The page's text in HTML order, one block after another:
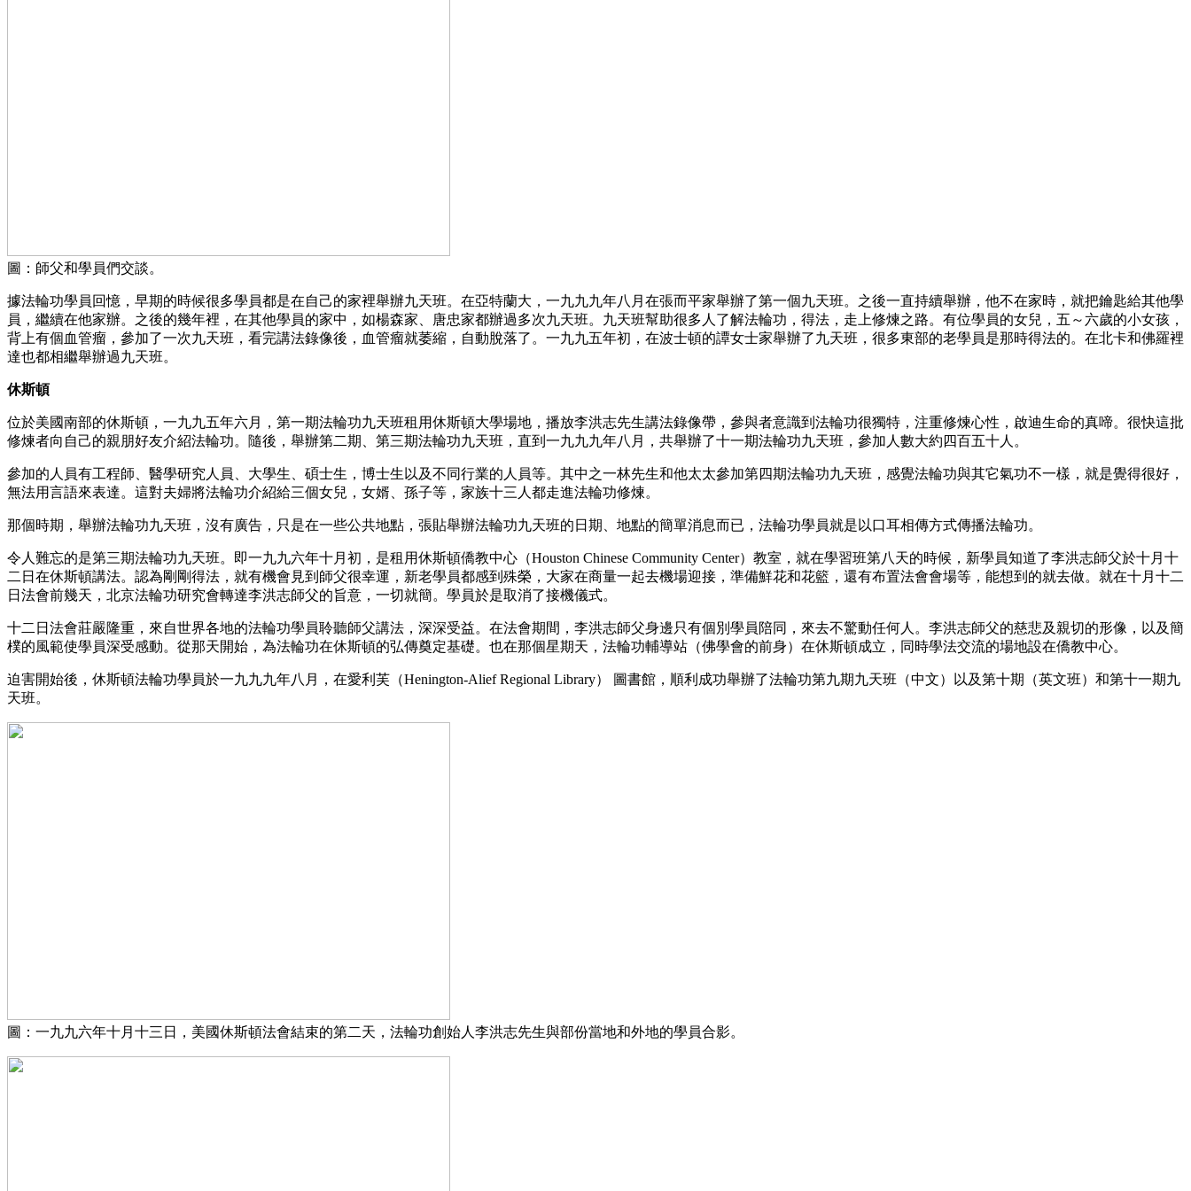
圖：師父和學員們交談。
據法輪功學員回憶，早期的時候很多學員都是在自己的家裡舉辦九天班。在亞特蘭大，一九九九年八月在張而平家舉辦了第一個九天班。之後一直持續舉辦，他不在家時，就把鑰匙給其他學
員，繼續在他家辦。之後的幾年裡，在其他學員的家中，如楊森家、唐忠家都辦過多次九天班。九天班幫助很多人了解法輪功，得法，走上修煉之路。有位學員的女兒，五～六歲的小女孩，
背上有個血管瘤，參加了一次九天班，看完講法錄像後，血管瘤就萎縮，自動脫落了。一九九五年初，在波士頓的譚女士家舉辦了九天班，很多東部的老學員是那時得法的。在北卡和佛羅裡
達也都相繼舉辦過九天班。
休斯頓
位於美國南部的休斯頓，一九九五年六月，第一期法輪功九天班租用休斯頓大學場地，播放李洪志先生講法錄像帶，參與者意識到法輪功很獨特，注重修煉心性，啟迪生命的真啼。很快這批
修煉者向自己的親朋好友介紹法輪功。隨後，舉辦第二期、第三期法輪功九天班，直到一九九九年八月，共舉辦了十一期法輪功九天班，參加人數大約四百五十人。
參加的人員有工程師、醫學研究人員、大學生、碩士生，博士生以及不同行業的人員等。其中之一林先生和他太太參加第四期法輪功九天班，感覺法輪功與其它氣功不一樣，就是覺得很好，
無法用言語來表達。這對夫婦將法輪功介紹給三個女兒，女婿、孫子等，家族十三人都走進法輪功修煉。
那個時期，舉辦法輪功九天班，沒有廣告，只是在一些公共地點，張貼舉辦法輪功九天班的日期、地點的簡單消息而已，法輪功學員就是以口耳相傳方式傳播法輪功。
令人難忘的是第三期法輪功九天班。即一九九六年十月初，是租用休斯頓僑教中心（Houston Chinese Community Center）教室，就在學習班第八天的時候，新學員知道了李洪志師父於十月十
二日在休斯頓講法。認為剛剛得法，就有機會見到師父很幸運，新老學員都感到殊榮，大家在商量一起去機場迎接，準備鮮花和花籃，還有布置法會會場等，能想到的就去做。就在十月十二
日法會前幾天，北京法輪功研究會轉達李洪志師父的旨意，一切就簡。學員於是取消了接機儀式。
十二日法會莊嚴隆重，來自世界各地的法輪功學員聆聽師父講法，深深受益。在法會期間，李洪志師父身邊只有個別學員陪同，來去不驚動任何人。李洪志師父的慈悲及親切的形像，以及簡
樸的風範使學員深受感動。從那天開始，為法輪功在休斯頓的弘傳奠定基礎。也在那個星期天，法輪功輔導站（佛學會的前身）在休斯頓成立，同時學法交流的場地設在僑教中心。
迫害開始後，休斯頓法輪功學員於一九九九年八月，在愛利芙（Henington-Alief Regional Library） 圖書館，順利成功舉辦了法輪功第九期九天班（中文）以及第十期（英文班）和第十一期九
天班。
圖：一九九六年十月十三日，美國休斯頓法會結束的第二天，法輪功創始人李洪志先生與部份當地和外地的學員合影。